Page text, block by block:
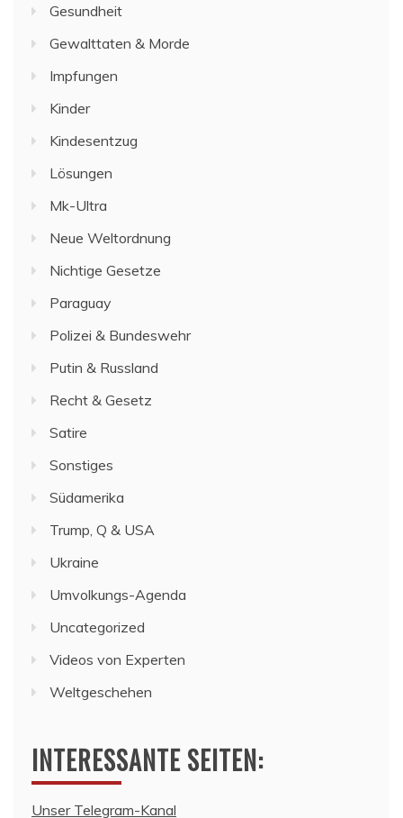
Gesundheit
Gewalttaten & Morde
Impfungen
Kinder
Kindesentzug
Lösungen
Mk-Ultra
Neue Weltordnung
Nichtige Gesetze
Paraguay
Polizei & Bundeswehr
Putin & Russland
Recht & Gesetz
Satire
Sonstiges
Südamerika
Trump, Q & USA
Ukraine
Umvolkungs-Agenda
Uncategorized
Videos von Experten
Weltgeschehen
INTERESSANTE SEITEN:
Unser Telegram-Kanal